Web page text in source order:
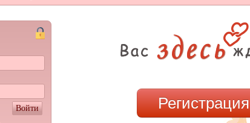
Войти
Регистрация